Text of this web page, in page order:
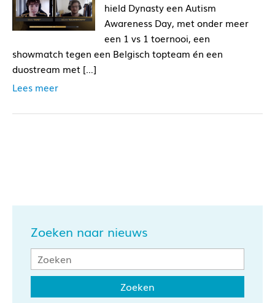
hield Dynasty een Autism
Awareness Day, met onder meer
een 1 vs 1 toernooi, een
showmatch tegen een Belgisch topteam én een
duostream met […]
Lees meer
Zoeken naar nieuws